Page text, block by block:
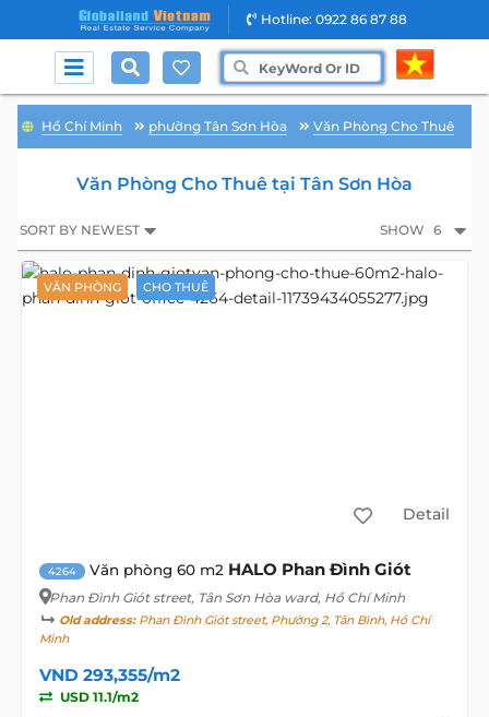
Hotline: 0922 86 87 88
Hồ Chí Minh phường Tân Sơn Hòa Văn Phòng Cho Thuê
Văn Phòng Cho Thuê tại Tân Sơn Hòa
SORT BY NEWEST SHOW 6
VĂN PHÒNG CHO THUÊ
Detail
4264 Văn phòng 60 m2 HALO Phan Đình Giót
Phan Đình Giót street, Tân Sơn Hòa ward, Hồ Chí Minh
Old address:Phan Đình Giót street, Phường 2, Tân Bình, Hồ Chí
Minh
VND 293,355/m2
USD 11.1/m2